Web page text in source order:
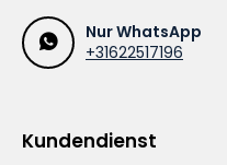
Nur WhatsApp
+31622517196
Kundendienst